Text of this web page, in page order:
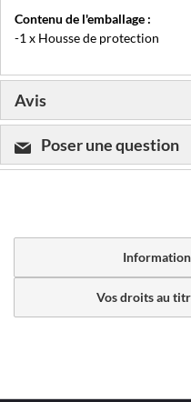
Contenu de l'emballage :
-1 x Housse de protection
Avis
Poser une question
Vos droits au